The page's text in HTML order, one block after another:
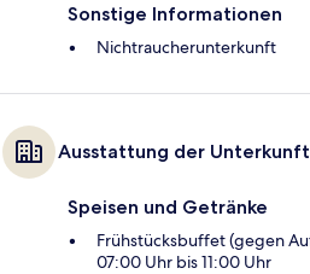
Sonstige Informationen
Nichtraucherunterkunft
Ausstattung der Unterkunft
Speisen und Getränke
Frühstücksbuffet (gegen
07:00 Uhr bis 11:00 Uhr